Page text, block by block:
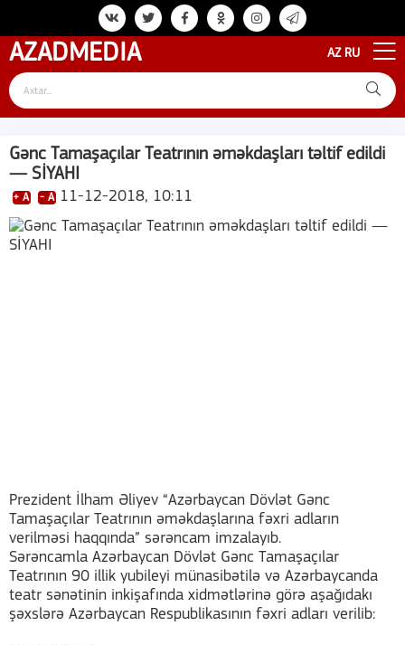
AZADMEDIA AZ RU
Gənc Tamaşaçılar Teatrının əməkdaşları təltif edildi
— SİYAHI
+ A - A 11-12-2018, 10:11
Prezident İlham Əliyev “Azərbaycan Dövlət Gənc
Tamaşaçılar Teatrının əməkdaşlarına fəxri adların
verilməsi haqqında” sərəncam imzalayıb.
Sərəncamla Azərbaycan Dövlət Gənc Tamaşaçılar
Teatrının 90 illik yubileyi münasibətilə və Azərbaycanda
teatr sənətinin inkişafında xidmətlərinə görə aşağıdakı
şəxslərə Azərbaycan Respublikasının fəxri adları verilib: